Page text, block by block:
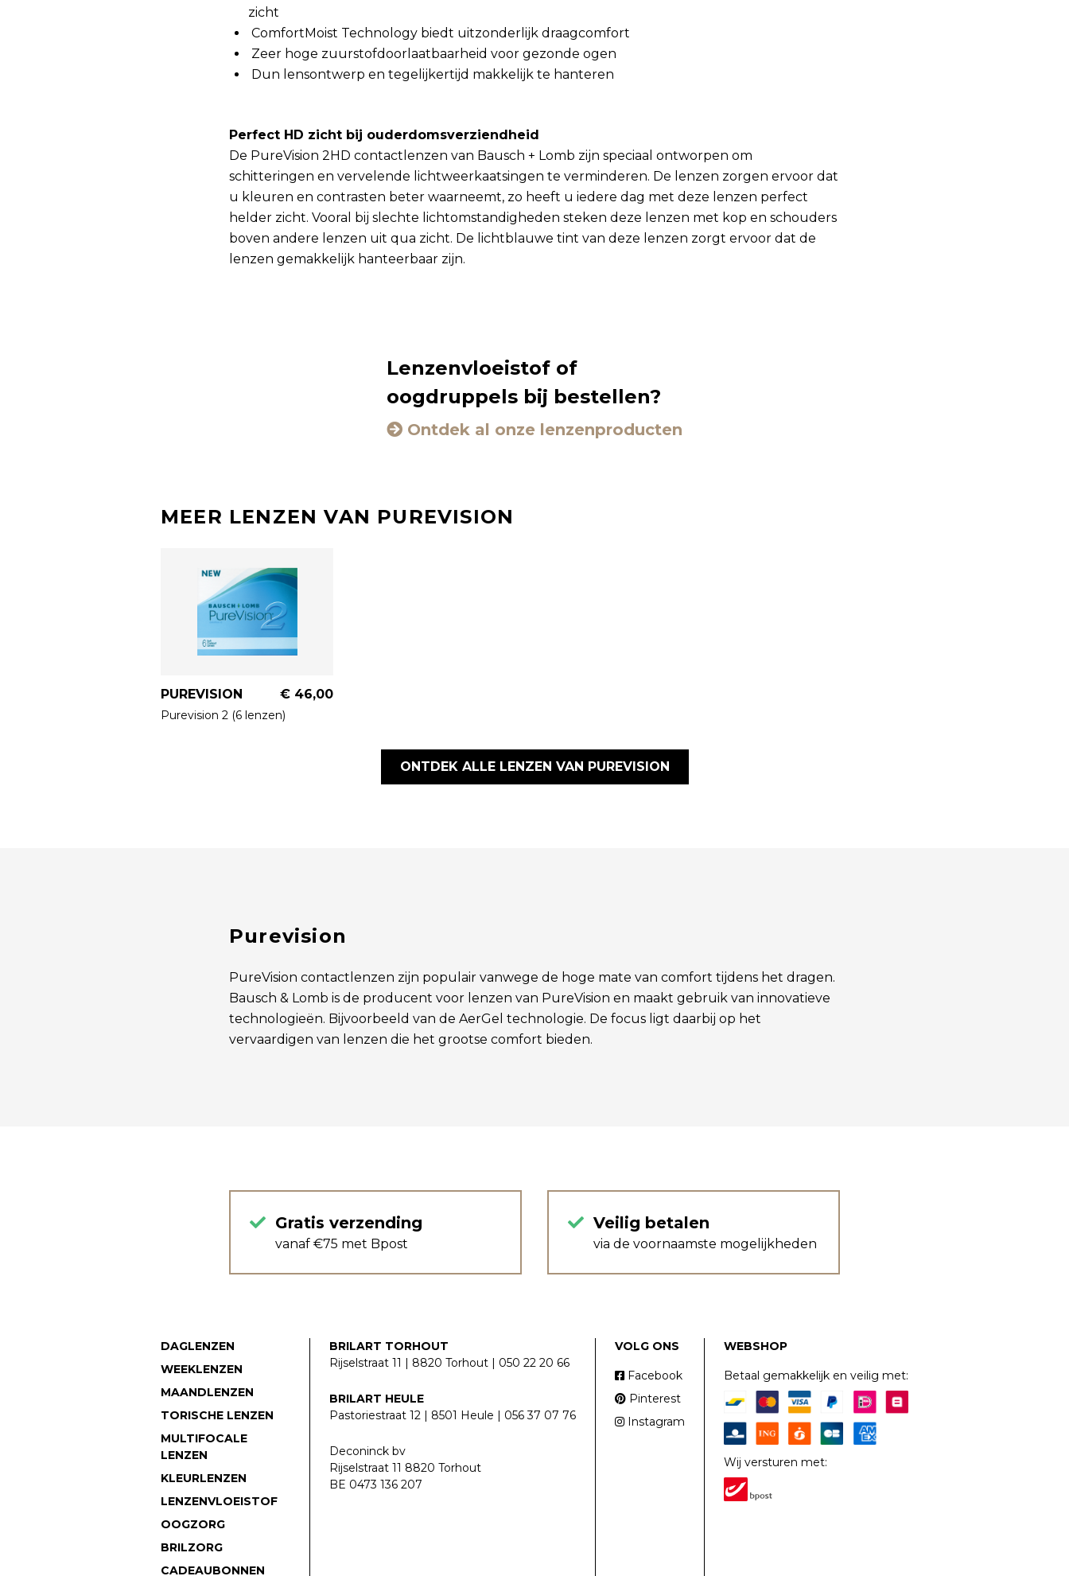
zicht
ComfortMoist Technology biedt uitzonderlijk draagcomfort
Zeer hoge zuurstofdoorlaatbaarheid voor gezonde ogen
Dun lensontwerp en tegelijkertijd makkelijk te hanteren
Perfect HD zicht bij ouderdomsverziendheid
De PureVision 2HD contactlenzen van Bausch + Lomb zijn speciaal ontworpen om
schitteringen en vervelende lichtweerkaatsingen te verminderen. De lenzen zorgen ervoor dat
u kleuren en contrasten beter waarneemt, zo heeft u iedere dag met deze lenzen perfect
helder zicht. Vooral bij slechte lichtomstandigheden steken deze lenzen met kop en schouders
boven andere lenzen uit qua zicht. De lichtblauwe tint van deze lenzen zorgt ervoor dat de
lenzen gemakkelijk hanteerbaar zijn.
Lenzenvloeistof of
oogdruppels bij bestellen?
Ontdek al onze lenzenproducten
MEER LENZEN VAN PUREVISION
PUREVISION € 46,00
Purevision 2 (6 lenzen)
ONTDEK ALLE LENZEN VAN PUREVISION
Purevision
PureVision contactlenzen zijn populair vanwege de hoge mate van comfort tijdens het dragen.
Bausch & Lomb is de producent voor lenzen van PureVision en maakt gebruik van innovatieve
technologieën. Bijvoorbeeld van de AerGel technologie. De focus ligt daarbij op het
vervaardigen van lenzen die het grootse comfort bieden.
Gratis verzending
vanaf €75 met Bpost
Veilig betalen
via de voornaamste mogelijkheden
DAGLENZEN
WEEKLENZEN
MAANDLENZEN
TORISCHE LENZEN
MULTIFOCALE
LENZEN
KLEURLENZEN
LENZENVLOEISTOF
OOGZORG
BRILZORG
CADEAUBONNEN
BRILART TORHOUT
Rijselstraat 11 | 8820 Torhout | 050 22 20 66
BRILART HEULE
Pastoriestraat 12 | 8501 Heule | 056 37 07 76
Deconinck bv
Rijselstraat 11 8820 Torhout
BE 0473 136 207
VOLG ONS
Facebook
Pinterest
Instagram
WEBSHOP
Betaal gemakkelijk en veilig met:
Wij versturen met: